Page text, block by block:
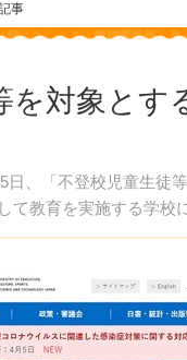
事
を対象とす
、「不登校児童生徒
て教育を実施する学校